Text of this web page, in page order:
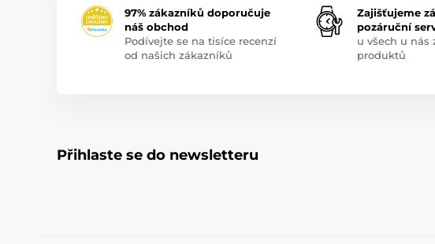
97% zákazníků doporučuje
náš obchod
Podívejte se na tisíce recenzí
od našich zákazníků
Zajišťujeme
pozáruční
u všech u nás
produktů
Přihlaste se do newsletteru